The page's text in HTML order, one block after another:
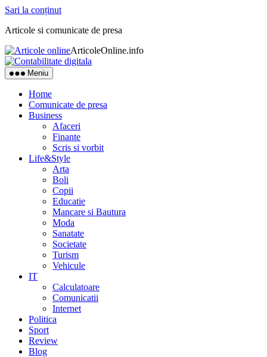
Sari la conținut
Articole si comunicate de presa
ArticoleOnline.info
Meniu
Home
Comunicate de presa
Business
Afaceri
Finante
Scris si vorbit
Life&Style
Arta
Boli
Copii
Educatie
Mancare si Bautura
Moda
Sanatate
Societate
Turism
Vehicule
IT
Calculatoare
Comunicatii
Internet
Politica
Sport
Review
Blog